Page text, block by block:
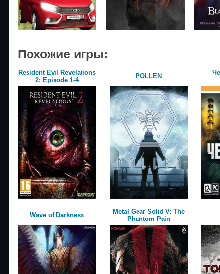
Похожие игры:
Resident Evil Revelations
2: Episode 1-4
POLLEN
Wave of Darkness
Metal Gear Solid V: The
Phantom Pain